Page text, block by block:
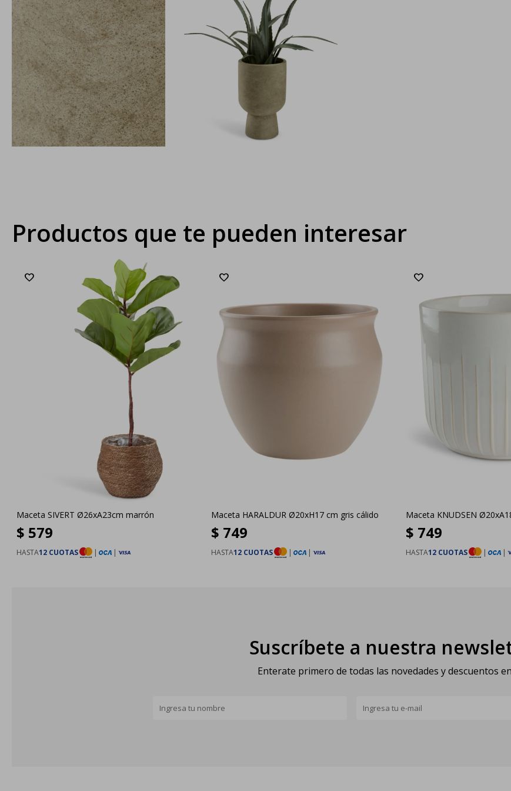
Productos que te pueden interesar
Maceta SIVERT Ø26xA23cm marrón
$ 579
HASTA12 CUOTAS | |
Maceta HARALDUR Ø20xH17 cm gris cálido
$ 749
HASTA12 CUOTAS | |
Maceta KNUDSEN
$ 749
HASTA12 CUOTAS | |
Suscríbete a nuestra
Enterate primero de todas las novedades y descuentos